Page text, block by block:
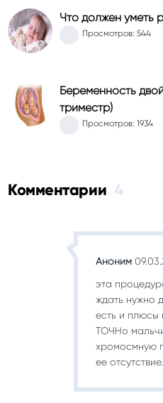
Что должен уметь
Просмотров: 544
Беременность
триместр)
Просмотров: 1934
Комментарии 4
Аноним
эта
ждать нужно
есть и плюсы
ТОЧНо
хромосмную
ее отсутствие.